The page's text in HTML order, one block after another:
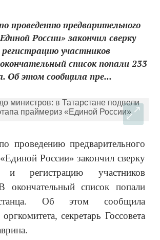
проведению предварительного
России» закончил сверку
участников
список попали 233
Об этом сообщила пре...
проведению предварительного
России» закончил сверку
и регистрацию участников
окончательный список попали
Об этом сообщила
оргкомитета, секретарь Госсовета